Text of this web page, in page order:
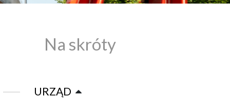
Na skróty
URZĄD